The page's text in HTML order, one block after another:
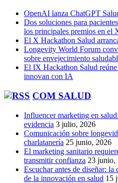
OpenAI lanza ChatGPT
Dos soluciones para
los principales premios en el
El X Hackathon Salud
Longevity World Forum
sobre envejecimiento
El IX Hackathon Salud
innovan con IA
COM SALUD
Influencer marketing en
evidencia 3 julio, 2026
Comunicación sobre
charlatanería 25 junio, 2026
El marketing sanitario
transmitir confianza 23 junio,
Escuchar antes de diseñar:
de la innovación en salud 15